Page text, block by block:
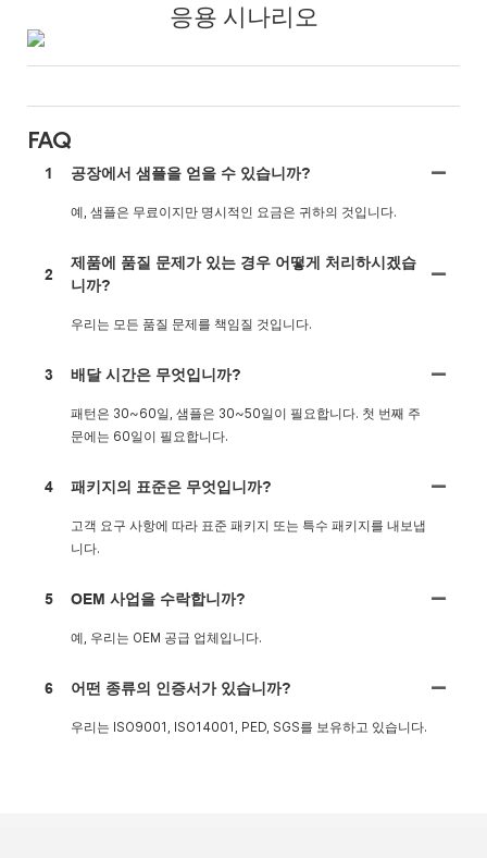
응용 시나리오
FAQ
1 공장에서 샘플을 얻을 수 있습니까?
예, 샘플은 무료이지만 명시적인 요금은 귀하의 것입니다.
2
제품에 품질 문제가 있는 경우 어떻게 처리하시겠습
니까?
우리는 모든 품질 문제를 책임질 것입니다.
3 배달 시간은 무엇입니까?
패턴은 30~60일, 샘플은 30~50일이 필요합니다. 첫 번째 주
문에는 60일이 필요합니다.
4 패키지의 표준은 무엇입니까?
고객 요구 사항에 따라 표준 패키지 또는 특수 패키지를 내보냅
니다.
5 OEM 사업을 수락합니까?
예, 우리는 OEM 공급 업체입니다.
6 어떤 종류의 인증서가 있습니까?
우리는 ISO9001, ISO14001, PED, SGS를 보유하고 있습니다.